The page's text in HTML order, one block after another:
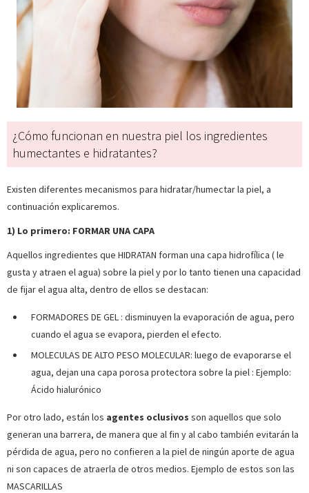
¿Cómo funcionan en nuestra piel los ingredientes
humectantes e hidratantes?
Existen diferentes mecanismos para hidratar/humectar la piel, a
continuación explicaremos.
1) Lo primero: FORMAR UNA CAPA
Aquellos ingredientes que HIDRATAN forman una capa hidrofílica ( le
gusta y atraen el agua) sobre la piel y por lo tanto tienen una capacidad
de fijar el agua alta, dentro de ellos se destacan:
FORMADORES DE GEL : disminuyen la evaporación de agua, pero
cuando el agua se evapora, pierden el efecto.
MOLECULAS DE ALTO PESO MOLECULAR: luego de evaporarse el
agua, dejan una capa porosa protectora sobre la piel : Ejemplo:
Ácido hialurónico
Por otro lado, están los agentes oclusivos son aquellos que solo
generan una barrera, de manera que al fin y al cabo también evitarán la
pérdida de agua, pero no confieren a la piel de ningún aporte de agua
ni son capaces de atraerla de otros medios. Ejemplo de estos son las
MASCARILLAS